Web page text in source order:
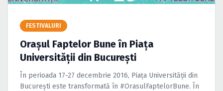
Caută în site...
FESTIVALURI
Oraşul Faptelor Bune în Piaţa
Universităţii din Bucureşti
În perioada 17-27 decembrie 2016, Piaţa Universităţii din
Bucureşti este transformată în #OrasulFaptelorBune. În